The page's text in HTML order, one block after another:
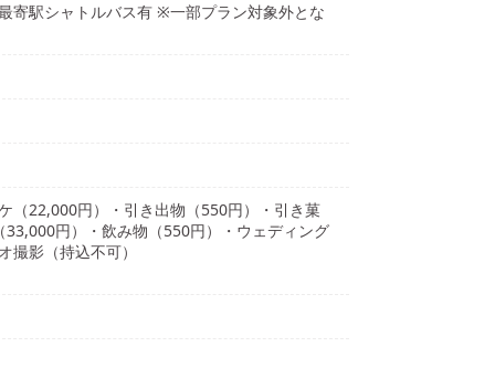
寄駅シャトルバス有 ※一部プラン対象外とな
（22,000円）・引き出物（550円）・引き菓
円）・飲み物（550円）・ウェディング
影（持込不可）